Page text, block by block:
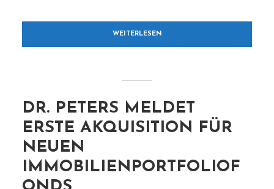
WEITERLESEN
DR. PETERS MELDET
ERSTE AKQUISITION FÜR
NEUEN
IMMOBILIENPORTFOLIOF